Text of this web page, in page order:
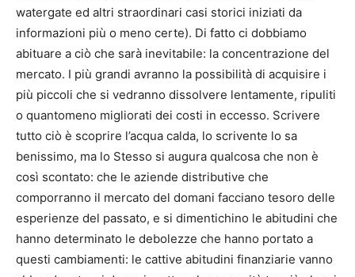
watergate ed altri straordinari casi storici iniziati da
informazioni più o meno certe). Di fatto ci dobbiamo
abituare a ciò che sarà inevitabile: la concentrazione del
mercato. I più grandi avranno la possibilità di acquisire i
più piccoli che si vedranno dissolvere lentamente, ripuliti
o quantomeno migliorati dei costi in eccesso. Scrivere
tutto ciò è scoprire l’acqua calda, lo scrivente lo sa
benissimo, ma lo Stesso si augura qualcosa che non è
così scontato: che le aziende distributive che
comporranno il mercato del domani facciano tesoro delle
esperienze del passato, e si dimentichino le abitudini che
hanno determinato le debolezze che hanno portato a
questi cambiamenti: le cattive abitudini finanziarie vanno